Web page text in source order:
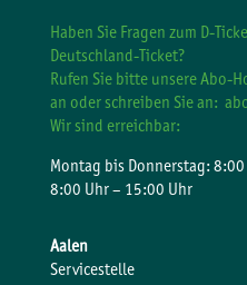
Haben Sie Fragen zum D-
Deutschland-Ticket?
Rufen Sie bitte unsere Abo-
an oder schreiben Sie an:
Wir sind erreichbar:
Montag bis Donnerstag:
8:00 Uhr – 15:00 Uhr
Aalen
Servicestelle